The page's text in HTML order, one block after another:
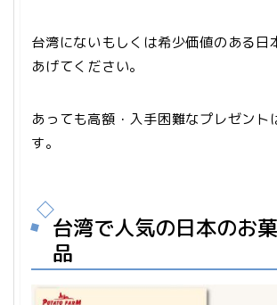
台湾にないもしくは希少価値のある日
あげてください。
あっても高額・入手困難なプレゼント
す。
台湾で人気の日本のお
品